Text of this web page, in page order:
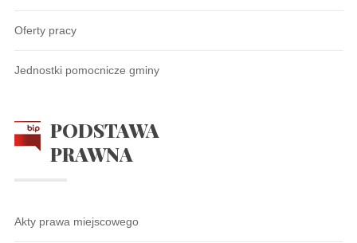
Oferty pracy
Jednostki pomocnicze gminy
PODSTAWA
PRAWNA
Akty prawa miejscowego